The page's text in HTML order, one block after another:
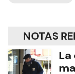
NOTAS
La